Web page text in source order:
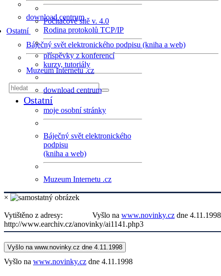
download centrum
Ostatní
Báječný svět elektronického podpisu (kniha a web)
Muzeum Internetu .cz
Počítačové sítě v. 4.0
Rodina protokolů TCP/IP
příspěvky z konferencí
kurzy, tutoriály
download centrum
Ostatní
moje osobní stránky
Báječný svět elektronického
podpisu
(kniha a web)
Muzeum Internetu .cz
×
Vyšlo na www.novinky.cz dne 4.11.1998
Vytištěno z adresy:
http://www.earchiv.cz/anovinky/ai1141.php3
Vyšlo na www.novinky.cz dne 4.11.1998
Vyšlo na www.novinky.cz dne 4.11.1998